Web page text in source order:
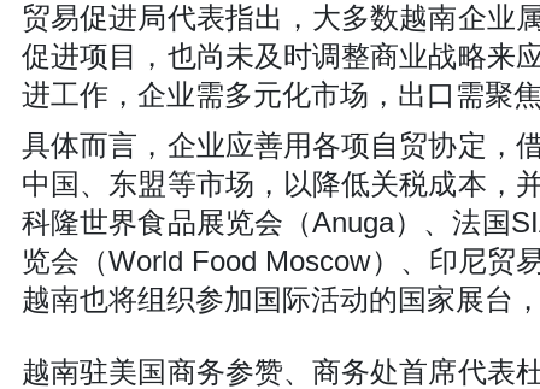
贸易促进局代表指出，大多数越南企业
促进项目，也尚未及时调整商业战略来
进工作，企业需多元化市场，出口需聚
具体而言，企业应善用各项自贸协定，
中国、东盟等市场，以降低关税成本，
科隆世界食品展览会（Anuga）、法国
览会（World Food Moscow）、印尼贸
越南也将组织参加国际活动的国家展台
越南驻美国商务参赞、商务处首席代表